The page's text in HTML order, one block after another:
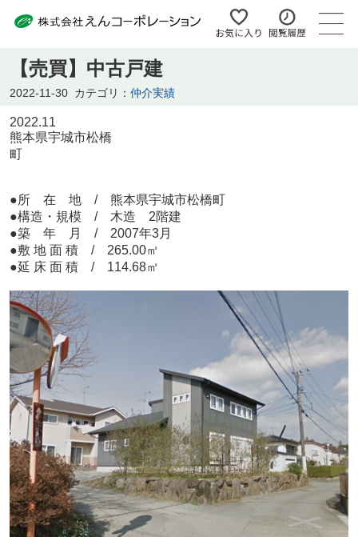
【売買】中古戸建
2022-11-30 カテゴリ： 仲介実績
2022.11
熊本県宇城市松橋
町
●所 在 地 / 熊本県宇城市松橋町
●構造・規模 / 木造 2階建
●築 年 月 / 2007年3月
●敷 地 面 積 / 265.00㎡
●延 床 面 積 / 114.68㎡